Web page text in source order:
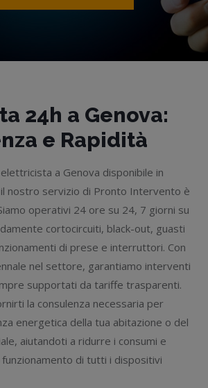
24h a Genova:
e Rapidità
a Genova disponibile in
nostro servizio di Pronto Intervento è
operativi 24 ore su 24, 7 giorni su
cortocircuiti, black-out, guasti
di prese e interruttori. Con
nel settore, garantiamo interventi
supportati da tariffe trasparenti.
la consulenza necessaria per
energetica della tua abitazione o del
aiutandoti a ridurre i consumi e
di tutti i dispositivi